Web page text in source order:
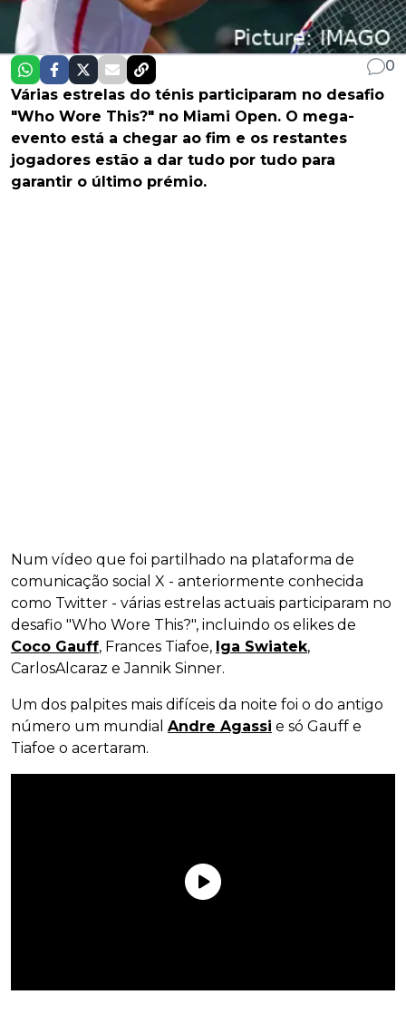
0
Várias estrelas do ténis participaram no desafio
"Who Wore This?" no Miami Open. O mega-
evento está a chegar ao fim e os restantes
jogadores estão a dar tudo por tudo para
garantir o último prémio.
Num vídeo que foi partilhado na plataforma de
comunicação social X - anteriormente conhecida
como Twitter - várias estrelas actuais participaram no
desafio "Who Wore This?", incluindo os elikes de
Coco Gauff, Frances Tiafoe, Iga Swiatek,
CarlosAlcaraz e Jannik Sinner.
Um dos palpites mais difíceis da noite foi o do antigo
número um mundial Andre Agassi e só Gauff e
Tiafoe o acertaram.